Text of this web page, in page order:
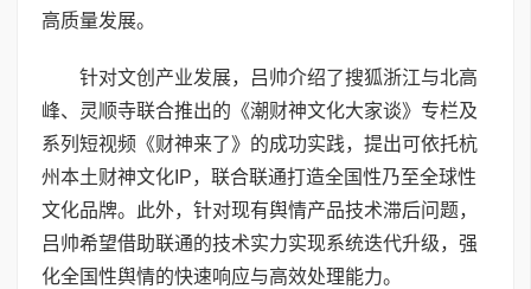
高质量发展。
针对文创产业发展，吕帅介绍了搜狐浙江与北高
峰、灵顺寺联合推出的《潮财神文化大家谈》专栏及
系列短视频《财神来了》的成功实践，提出可依托杭
州本土财神文化IP，联合联通打造全国性乃至全球性
文化品牌。此外，针对现有舆情产品技术滞后问题，
吕帅希望借助联通的技术实力实现系统迭代升级，强
化全国性舆情的快速响应与高效处理能力。